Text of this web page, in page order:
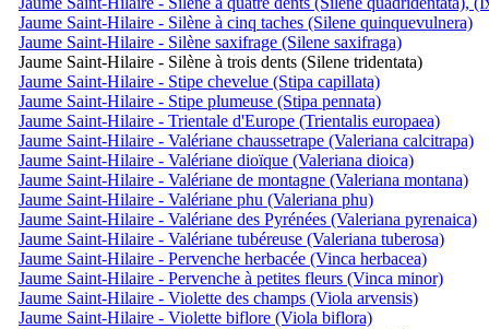
Jaume Saint-Hilaire - Silène à cinq taches (Silene quinquevulnera)
Jaume Saint-Hilaire - Silène saxifrage (Silene saxifraga)
Jaume Saint-Hilaire - Silène à trois dents (Silene tridentata)
Jaume Saint-Hilaire - Stipe chevelue (Stipa capillata)
Jaume Saint-Hilaire - Stipe plumeuse (Stipa pennata)
Jaume Saint-Hilaire - Trientale d'Europe (Trientalis europaea)
Jaume Saint-Hilaire - Valériane chaussetrape (Valeriana calcitrapa)
Jaume Saint-Hilaire - Valériane dioïque (Valeriana dioica)
Jaume Saint-Hilaire - Valériane de montagne (Valeriana montana)
Jaume Saint-Hilaire - Valériane phu (Valeriana phu)
Jaume Saint-Hilaire - Valériane des Pyrénées (Valeriana pyrenaica)
Jaume Saint-Hilaire - Valériane tubéreuse (Valeriana tuberosa)
Jaume Saint-Hilaire - Pervenche herbacée (Vinca herbacea)
Jaume Saint-Hilaire - Pervenche à petites fleurs (Vinca minor)
Jaume Saint-Hilaire - Violette des champs (Viola arvensis)
Jaume Saint-Hilaire - Violette biflore (Viola biflora)